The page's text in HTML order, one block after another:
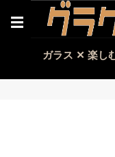
☰
ガラス ✕ 楽し